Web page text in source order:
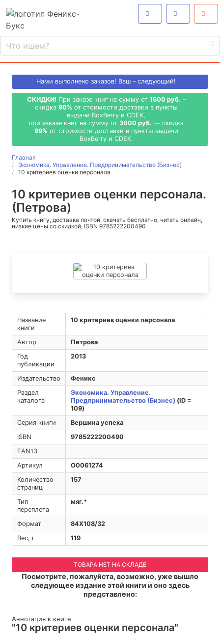
Нами выполнено заказов! Ваш – следующий!
СКИДКИ! При заказе книг на сумму от 1500 руб. –
скидка 90% от стоимости доставки в пункты
выдачи BoxBerry и CDEK,
при заказе книг на сумму от 3000 руб. — скидка
99% от стоимости доставки в пункты выдачи
BoxBerry и CDEK.
Главная
Экономика. Управление. Предпринимательство (Бизнес)
10 критериев оценки персонала
10 критериев оценки персонала.
(Петрова)
Купить книгу, доставка почтой, скачать бесплатно, читать онлайн,
низкие цены со скидкой, ISBN 9785222200490
Название
книги
10 критериев оценки персонала
Автор
Петрова
Год
публикации
2013
Издательство
Феникс
Раздел
каталога
Экономика. Управление.
Предпринимательство (Бизнес) (ID =
109)
Серия книги
Вершина успеха
ISBN
9785222200490
EAN13
Артикул
O0061274
Количество
страниц
157
Тип
переплета
мяг.*
Формат
84Х108/32
Вес, г
119
ТОВАРА НЕТ НА СКЛАДЕ
Посмотрите, пожалуйста, возможно, уже вышло
следующее издание этой книги и оно здесь
представлено:
Аннотация к книге
"10 критериев оценки персонала"